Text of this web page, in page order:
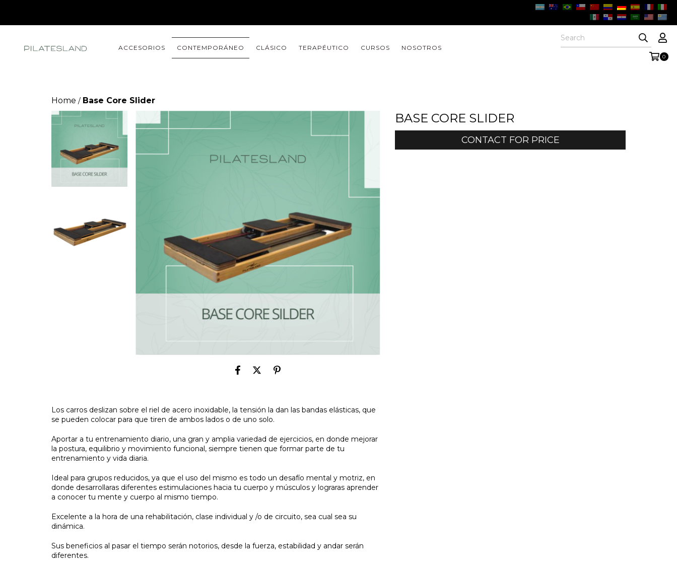
ACCESORIOS CONTEMPORÁNEO CLÁSICO TERAPÉUTICO CURSOS NOSOTROS
0
Home / Base Core Slider
Los carros deslizan sobre el riel de acero inoxidable, la tensión la dan las bandas elásticas, que
se pueden colocar para que tiren de ambos lados o de uno solo.
Aportar a tu entrenamiento diario, una gran y amplia variedad de ejercicios, en donde mejorar
la postura, equilibrio y movimiento funcional, siempre tienen que formar parte de tu
entrenamiento y vida diaria.
Ideal para grupos reducidos, ya que el uso del mismo es todo un desafío mental y motriz, en
donde desarrollaras diferentes estimulaciones hacia tu cuerpo y músculos y lograras aprender
a conocer tu mente y cuerpo al mismo tiempo.
Excelente a la hora de una rehabilitación, clase individual y /o de circuito, sea cual sea su
dinámica.
Sus beneficios al pasar el tiempo serán notorios, desde la fuerza, estabilidad y andar serán
diferentes.
BASE CORE SLIDER